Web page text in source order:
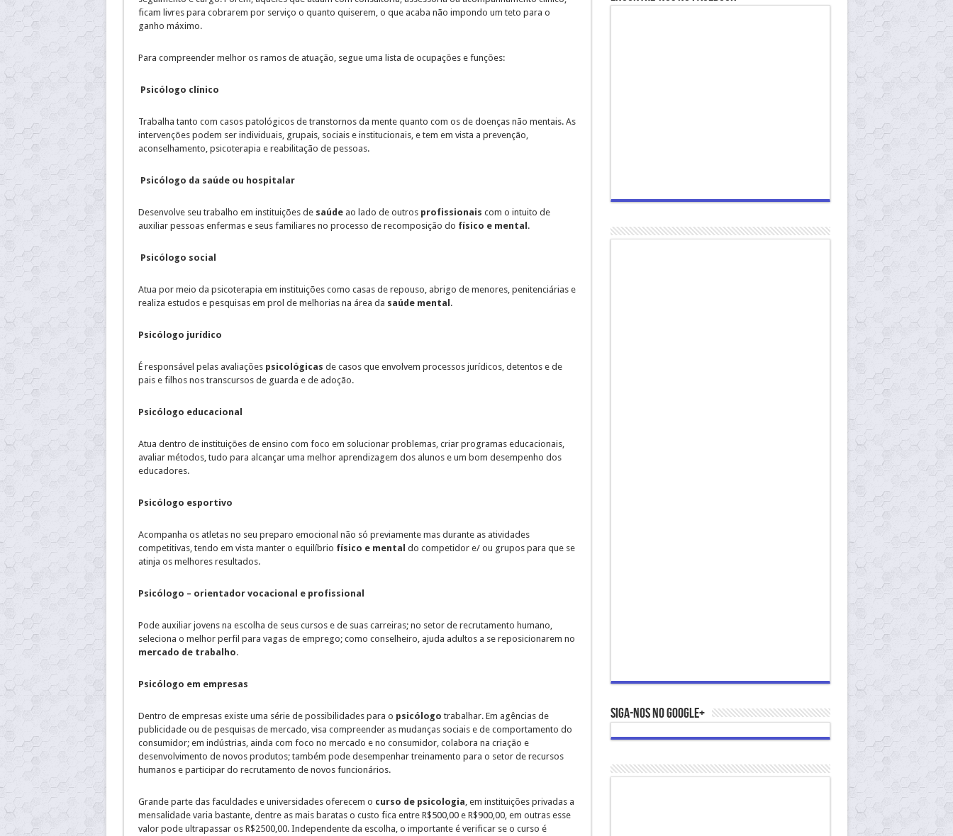
ficam livres para cobrarem por serviço o quanto quiserem, o que acaba não impondo um teto para o
ganho máximo.
Para compreender melhor os ramos de atuação, segue uma lista de ocupações e funções:
Psicólogo clínico
Trabalha tanto com casos patológicos de transtornos da mente quanto com os de doenças não mentais. As
intervenções podem ser individuais, grupais, sociais e institucionais, e tem em vista a prevenção,
aconselhamento, psicoterapia e reabilitação de pessoas.
Psicólogo da saúde ou hospitalar
Desenvolve seu trabalho em instituições de saúdeao lado de outros profissionais com o intuito de
auxiliar pessoas enfermas e seus familiares no processo de recomposição do físico e mental .
Psicólogo social
Atua por meio da psicoterapia em instituições como casas de repouso, abrigo de menores, penitenciárias e
realiza estudos e pesquisas em prol de melhorias na área da saúde mental .
Psicólogo jurídico
É responsável pelas avaliações psicológicas de casos que envolvem processos jurídicos, detentos e de
pais e filhos nos transcursos de guarda e de adoção.
Psicólogo educacional
Atua dentro de instituições de ensino com foco em solucionar problemas, criar programas educacionais,
avaliar métodos, tudo para alcançar uma melhor aprendizagem dos alunos e um bom desempenho dos
educadores.
Psicólogo esportivo
Acompanha os atletas no seu preparo emocional não só previamente mas durante as atividades
competitivas, tendo em vista manter o equilíbrio físico e mental do competidor e/ ou grupos para que se
atinja os melhores resultados.
Psicólogo – orientador vocacional e profissional
Pode auxiliar jovens na escolha de seus cursos e de suas carreiras; no setor de recrutamento humano,
seleciona o melhor perfil para vagas de emprego; como conselheiro, ajuda adultos a se reposicionarem no
mercado de trabalho.
Psicólogo em empresas
Dentro de empresas existe uma série de possibilidades para o psicólogo trabalhar. Em agências de
publicidade ou de pesquisas de mercado, visa compreender as mudanças sociais e de comportamento do
consumidor; em indústrias, ainda com foco no mercado e no consumidor, colabora na criação e
desenvolvimento de novos produtos; também pode desempenhar treinamento para o setor de recursos
humanos e participar do recrutamento de novos funcionários.
Grande parte das faculdades e universidades oferecem o curso de psicologia, em instituições privadas a
mensalidade varia bastante, dentre as mais baratas o custo fica entre R$500,00 e R$900,00, em outras esse
valor pode ultrapassar os R$2500,00. Independente da escolha, o importante é verificar se o curso é
Siga-nos no Google+